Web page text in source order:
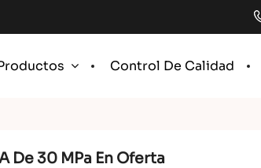
Control De Calidad
De 30 MPa En Oferta